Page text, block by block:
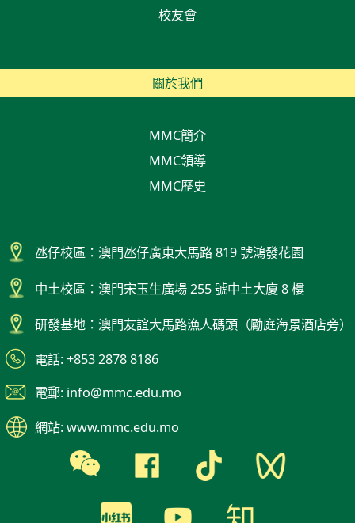
校友會
關於我們
MMC簡介
MMC領導
MMC歷史
氹仔校區：澳門氹仔廣東大馬路 819 號鴻發花園
中土校區：澳門宋玉生廣場 255 號中土大廈 8 樓
研發基地：澳門友誼大馬路漁人碼頭（勵庭海景酒店旁）
電話: +853 2878 8186
電郵: info@mmc.edu.mo
網站: www.mmc.edu.mo